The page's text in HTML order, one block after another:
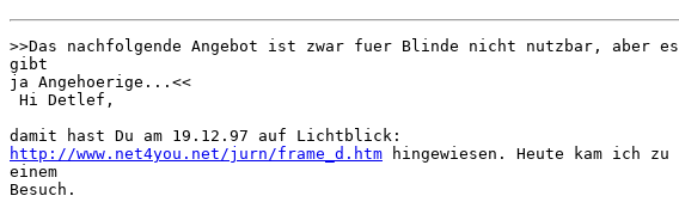
>>Das nachfolgende Angebot ist zwar fuer Blinde nicht nutzbar, aber es
gibt
ja Angehoerige...<<
Hi Detlef,
http://www.net4you.net/jurn/frame_d.htm hingewiesen. Heute kam ich zu
einem
Besuch.